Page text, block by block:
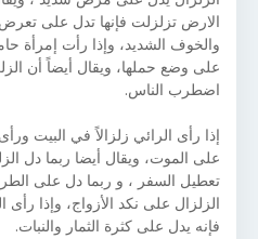
الارض تزلزلت فإنها تدل على تعرض
والخوف الشديد، وإذا رأت إمرأة
على وضع حملها، ويقال أيضاً أن
اضطرب الناس.
إذا رأى الرائي زلزالاً في البيت
على الموت، ويقال أيضا ربما دل
تعطيل السفر ، و ربما دل على
الزلزال على نكد الأزواج، وإذا
فإنه يدل على كثرة الثمار والنبات.